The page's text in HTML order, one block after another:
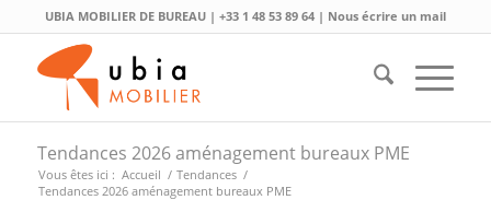
UBIA MOBILIER DE BUREAU | +33 1 48 53 89 64| Nous écrire un mail
Tendances 2026 aménagement bureaux PME
Vous êtes ici : Accueil / Tendances /
Tendances 2026 aménagement bureaux PME